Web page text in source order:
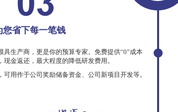
您省下每一笔钱
具生产商，更是你的预算专家。免费提供“0”成本
现金返还，最大程度的降低研发费用。
，可用作于公司奖励储备资金、公司新项目开发等。